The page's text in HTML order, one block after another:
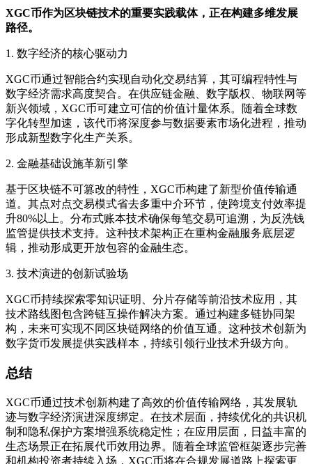
XGC币作为区块链技术的重要实践载体，正在构建多维发展
路径。
1. 数字经济的核心驱动力
XGC币通过智能合约实现自动化交易结算，其可编程特性与
数字经济需求高度契合。在供应链金融、数字版权、物联网等
新兴领域，XGC币可建立可信的价值计量体系。随着全球数
字化转型加速，该代币将深度参与数据要素市场化进程，推动
形成新型数字化生产关系。
2. 金融基础设施革新引擎
基于区块链不可篡改的特性，XGC币构建了新型价值传输通
道。其点对点交易模式省去多重中介环节，使跨境支付效率提
升80%以上。分布式账本技术确保每笔交易可追溯，为反洗钱
监管提供技术支持。这种技术架构正在重构金融服务底层逻
辑，推动形成更开放包容的金融生态。
3. 技术演进的创新试验场
XGC币持续探索零知识证明、分片存储等前沿技术应用，其
技术路线图包含跨链互操作解决方案。通过构建多链协同架
构，未来可实现不同区块链网络的价值互通。这种技术创新为
数字货币发展提供实践样本，持续引领行业技术升级方向。
总结
XGC币通过技术创新构建了高效的价值传输网络，其发展轨
迹与数字经济演进深度绑定。在技术层面，持续优化的共识机
制和隐私保护方案增强系统稳定性；在应用层面，日益丰富的
生态场景正在拓展代币效用边界。随着全球监管框架逐步完善
和机构投资者持续入场，XGC币将在合规发展道路上探索更